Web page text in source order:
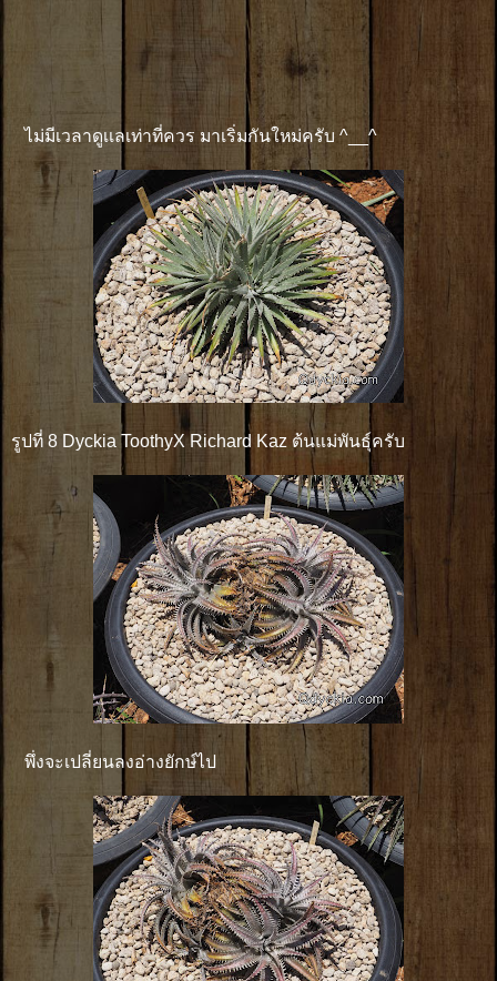
ไม่มีเวลาดูเเลเท่าที่ควร มาเริ่มกันใหม่ครับ ^__^
รูปที่ 8 Dyckia ToothyX Richard Kaz ต้นแม่พันธุ์ครับ
พึ่งจะเปลี่ยนลงอ่างยักษ์ไป